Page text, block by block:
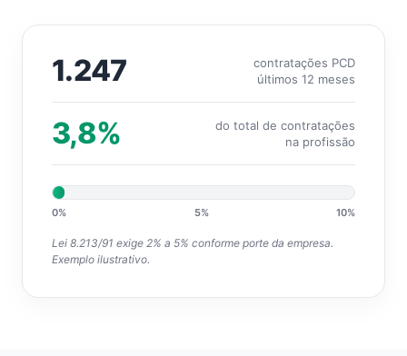
1.247
contratações PCD
últimos 12 meses
3,8%
do total de contratações
na profissão
0% 5% 10%
Lei 8.213/91 exige 2% a 5% conforme porte da empresa.
Exemplo ilustrativo.